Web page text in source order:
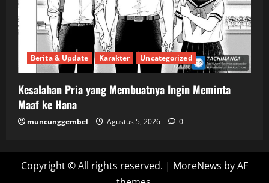
Berita & Update Karakter Uncategorized
Kesalahan Pria yang Membuatnya Ingin Meminta
Maaf ke Hana
muncunggembel Agustus 5, 2026 0
Copyright © All rights reserved. | MoreNews by AF